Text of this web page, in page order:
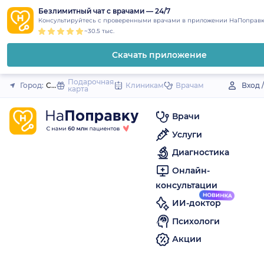
to
content
Безлимитный чат с врачами — 24/7
Консультируйтесь с проверенными врачами в приложении
~30.5 тыс.
Скачать приложение
Закрыть
Город: СердобскПодарочная
карта
Клиникам Врачам Вход
Врачи
Услуги
Диагностика
Онлайн-
консультации
ИИ-доктор
Психологи
Акции